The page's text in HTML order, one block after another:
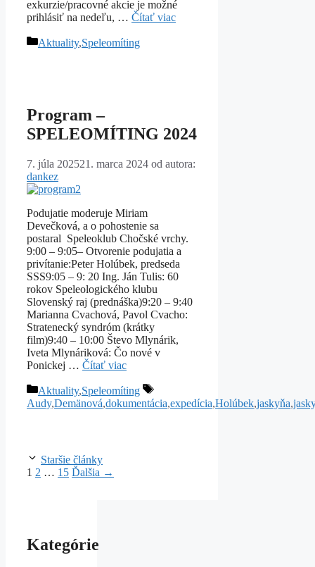
exkurzie/pracovné akcie je možné
prihlásiť na nedeľu, … Čítať viac
Kategórie
Aktuality,Speleomíting
Program –
SPELEOMÍTING 2024
7. júla 202521. marca 2024 od autora:
dankez
Podujatie moderuje Miriam
Devečková, a o pohostenie sa
postaral Speleoklub Chočské vrchy.
9:00 – 9:05– Otvorenie podujatia a
privítanie:Peter Holúbek, predseda
SSS9:05 – 9: 20 Ing. Ján Tulis: 60
rokov Speleologického klubu
Slovenský raj (prednáška)9:20 – 9:40
Marianna Cvachová, Pavol Cvacho:
Stratenecký syndróm (krátky
film)9:40 – 10:00 Števo Mlynárik,
Iveta Mlynáriková: Čo nové v
Ponickej … Čítať viac
Kategórie
Aktuality,Speleomíting
Značky
Audy,Demänová,dokumentácia,expedícia,Holúbek,jaskyňa,
Staršie články
Stránka
1 Stránka
2 … Stránka
15 Ďalšia →
Kategórie